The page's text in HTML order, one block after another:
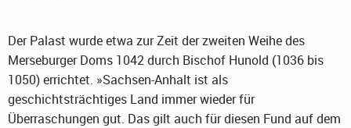
Der Palast wurde etwa zur Zeit der zweiten Weihe des
Merseburger Doms 1042 durch Bischof Hunold (1036 bis
1050) errichtet. »Sachsen-Anhalt ist als
geschichtsträchtiges Land immer wieder für
Überraschungen gut. Das gilt auch für diesen Fund auf dem